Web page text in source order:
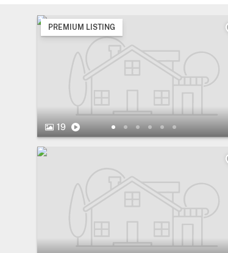
PREMIUM LISTING
19